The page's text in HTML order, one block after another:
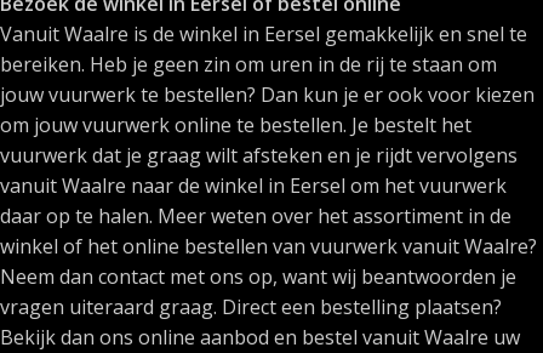
Vanuit Waalre is de winkel in Eersel gemakkelijk en snel te
bereiken. Heb je geen zin om uren in de rij te staan om
jouw vuurwerk te bestellen? Dan kun je er ook voor kiezen
om jouw vuurwerk online te bestellen. Je bestelt het
vuurwerk dat je graag wilt afsteken en je rijdt vervolgens
vanuit Waalre naar de winkel in Eersel om het vuurwerk
daar op te halen. Meer weten over het assortiment in de
winkel of het online bestellen van vuurwerk vanuit Waalre?
Neem dan contact met ons op, want wij beantwoorden je
vragen uiteraard graag. Direct een bestelling plaatsen?
Bekijk dan ons online aanbod en bestel vanuit Waalre uw